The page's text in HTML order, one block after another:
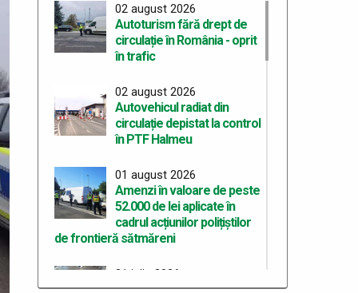
02 august 2026
Autoturism fără drept de
circulație în România - oprit
în trafic
02 august 2026
Autovehicul radiat din
circulație depistat la control
în PTF Halmeu
01 august 2026
Amenzi în valoare de peste
52.000 de lei aplicate în
cadrul acțiunilor polițiștilor
de frontieră sătmăreni
31 iulie 2026
Două persoane arestate